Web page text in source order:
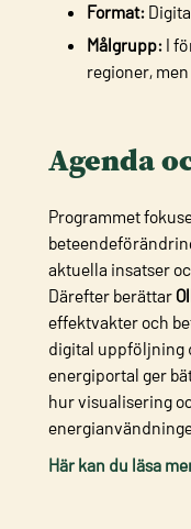
Format:
Målgrupp: I
regioner,
Agenda
Programmet
aktuella insatser
Därefter berättar
effektvakter och
digital uppföljning
energiportal ger
hur visualisering
Här kan du läsa